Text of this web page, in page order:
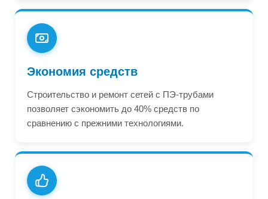
Экономия средств
Строительство и ремонт сетей с ПЭ-трубами
позволяет сэкономить до 40% средств по
сравнению с прежними технологиями.